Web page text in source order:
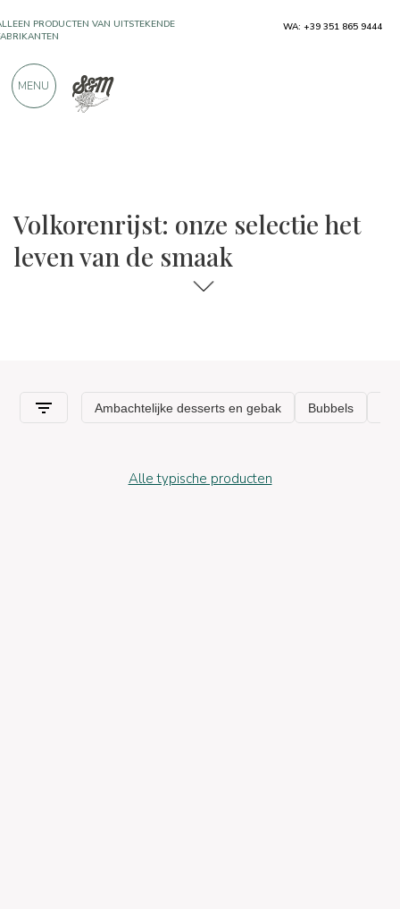
Volkorenrijst: onze selectie het
leven van de smaak
Alle typische producten
PRODUCTEN VAN UITSTEKENDE
DAN 900 POSITIEVE RECENSIES
WA: +39 351 865 9444
MENU